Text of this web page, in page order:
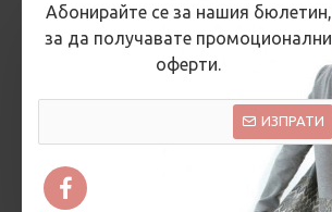
Абонирайте се за нашия бюлетин,
за да получавате промоционални
оферти.
ИЗПРАТИ